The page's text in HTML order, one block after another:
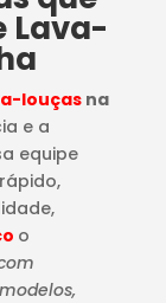
Lava-
louçasna
e a
equipe
o